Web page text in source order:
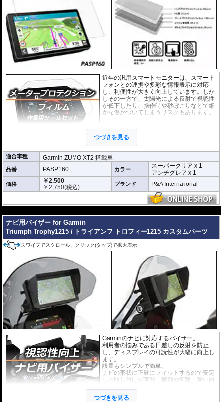
近年の汎用スマートモニターは、スマート
フォンとの連携や多彩な情報表示に対応
し、利便性が大きく向上しています。しか
しその一方で、太陽光による反射で視認性
が低下したり、操作時や砂ぼこりなどで細
かな傷がついてしまうリスクもあります。
汚れからディスプレイを保護します。
トには２枚のフィルム(スーパークリアとア
ンチグレア)が入っており
合わせたものをご利用いただけます。
スーパークリア :
耐摩耗性が非常に高く、
透明性の高いフィルム。貼り付けてしまう
と画面になじみ、フィルムの存在がほとん
どわからなくなります。
マット仕上げが施され、太
を防ぎ、画面を読み取りやすくします。も
取付キット付属 :
取り付けに便利なクリー
ニングクロス、細かい埃も除去する粘着シート、気泡の混入を防ぎ、きれいに
仕上げるスキージがセットになっています。
またこのフィルムは
多少の気泡なら数時間から２日ほどで自然に気泡が消える
優れもの。満足のいく取付が容易になりました。
シリコーン系粘着材を採用し、画面を痛めることがありません。フィルムを剥
がせば、元通りの状態になります。
つづきを見る
適合車種 Garmin ZUMO XT2 搭載車
品番 PASP160 カラー
スーパークリア x 1
アンチグレア x 1
価格
￥2,500
￥2,750(税込) ブランド P&A International
ナビ用バイザー for Garmin
Triumph Trophy1215 / トライアンフ トロフィー1215 カスタムパーツ
スワイプでスクロール、クリック(タップ)で拡大表示
Garminのナビに対応するバイザー。
利用者の悩みである日差しの反射を防止
し、ディスプレイの可読性が大幅に向上し
ます。
設置もシンプルで簡単。
ナビの形状に正確にフィットするので安定
した取り付けが可能。振動や衝撃、強い向
耐紫外線、高耐久。
つづきを見る